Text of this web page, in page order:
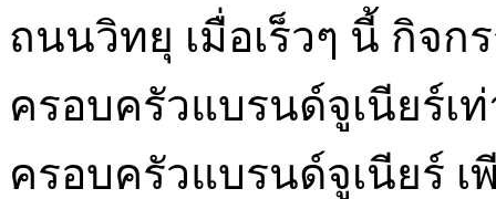
ถนนวิทยุ เมื่อเร็วๆ นี้ กิจก
ครอบครัวแบรนด์จูเนียร์เ
ครอบครัวแบรนด์จูเนียร์